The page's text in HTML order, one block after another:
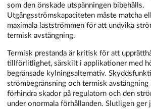
som den önskade utspänningen bibehålls.
Utgångsströmskapaciteten måste matcha
maximala lastströmmen för att undvika
termisk avstängning.
Termisk prestanda är kritisk för att
tillförlitlighet, särskilt i applikationer med
begränsade kylningsalternativ.
strömbegränsning och termisk
förhindra skador på regulatorn och den
under onormala förhållanden. Slutligen ger